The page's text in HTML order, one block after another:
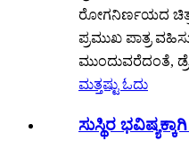
ರೋಗನಿರ್ಣಯದ
ಪ್ರಮುಖ ಪಾತ್ರ
ಮುಂದುವರೆದಂತೆ,
ಮತ್ತಷ್ಟು ಓದು
ಸುಸ್ಥಿರ